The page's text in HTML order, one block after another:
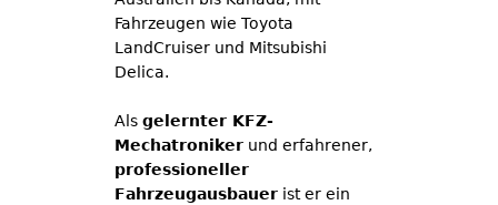
Fahrzeugen wie Toyota
LandCruiser und Mitsubishi
Delica.
Alsgelernter KFZ-
Mechatroniker und erfahrener,
professioneller
Fahrzeugausbauer ist er ein